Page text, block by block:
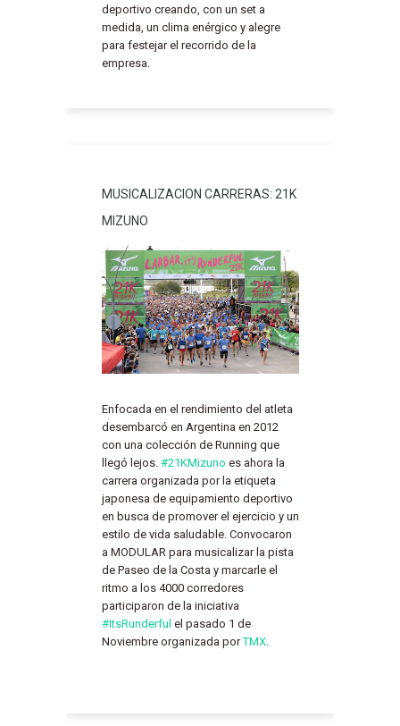
deportivo creando, con un set a
medida, un clima enérgico y alegre
para festejar el recorrido de la
empresa.
MUSICALIZACION CARRERAS: 21K
MIZUNO
Enfocada en el rendimiento del atleta
desembarcó en Argentina en 2012
con una colección de Running que
llegó lejos. #‎21KMizuno‬ es ahora la
carrera organizada por la etiqueta
japonesa de equipamiento deportivo
en busca de promover el ejercicio y un
estilo de vida saludable. Convocaron
a MODULAR para musicalizar la pista
de Paseo de la Costa y marcarle el
ritmo a los 4000 corredores
participaron de la iniciativa
‪#‎ItsRunderful‬ el pasado 1 de
Noviembre organizada porTMX